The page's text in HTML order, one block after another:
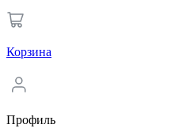
Корзина
Профиль